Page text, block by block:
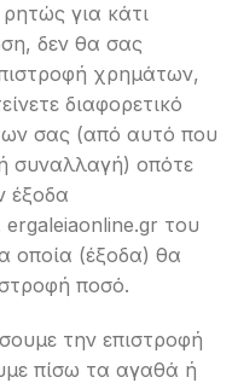
για κάτι
δεν θα σας
χρημάτων,
διαφορετικό
σας (από αυτό που
συναλλαγή) οπότε
έξοδα
του
οποία (έξοδα) θα
ποσό.
την επιστροφή
πίσω τα αγαθά ή